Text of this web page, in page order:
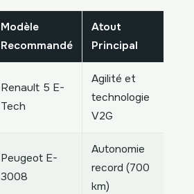
Modèle
Recommandé
Atout
Principal
Renault 5 E-
Tech
Agilité et
technologie
V2G
Peugeot E-
3008
Autonomie
record (700
km)